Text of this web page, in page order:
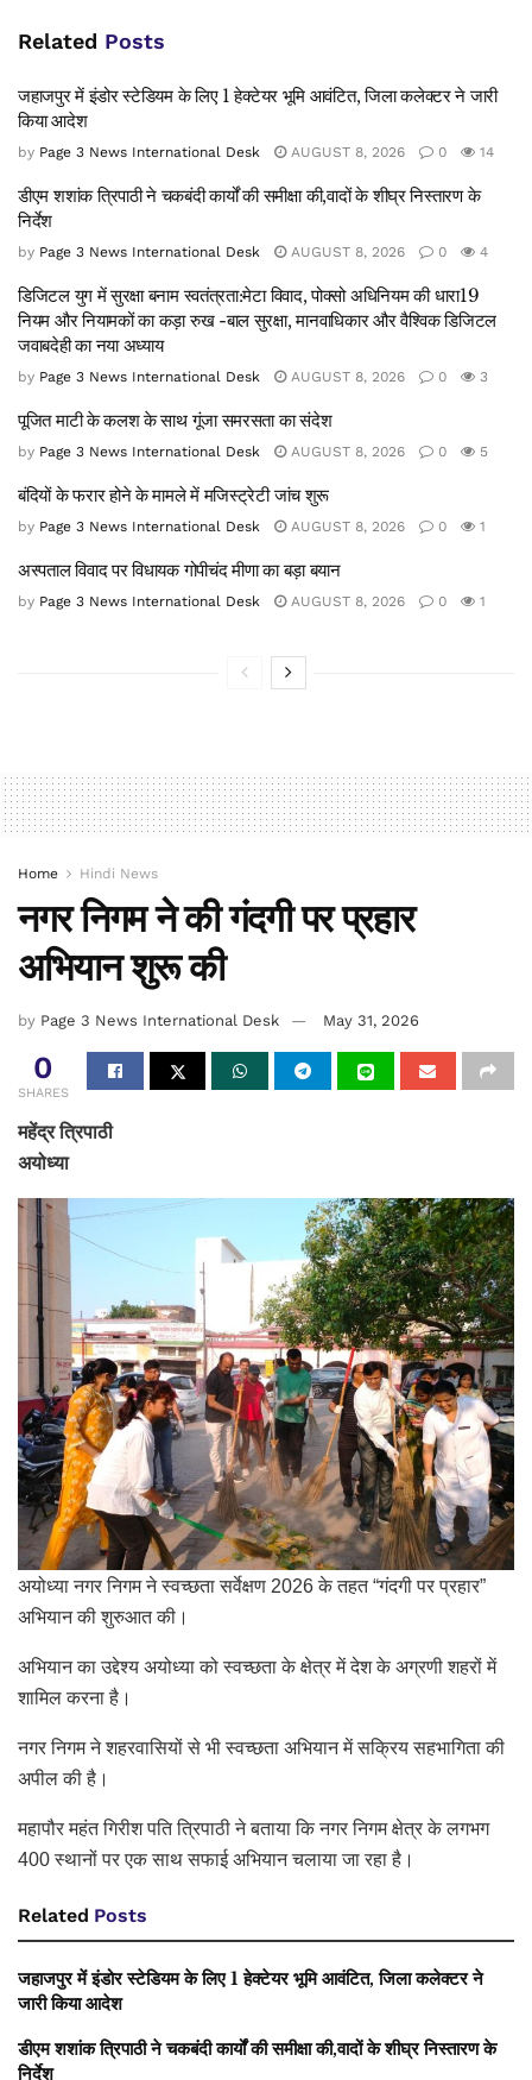
Related Posts
जहाजपुर में इंडोर स्टेडियम के लिए 1 हेक्टेयर भूमि आवंटित, जिला कलेक्टर ने जारी
किया आदेश
by Page 3 News International Desk AUGUST 8, 2026 0 14
डीएम शशांक त्रिपाठी ने चकबंदी कार्यों की समीक्षा की,वादों के शीघ्र निस्तारण के
निर्देश
by Page 3 News International Desk AUGUST 8, 2026 0 4
डिजिटल युग में सुरक्षा बनाम स्वतंत्रता:मेटा विवाद, पोक्सो अधिनियम की धारा19
नियम और नियामकों का कड़ा रुख -बाल सुरक्षा, मानवाधिकार और वैश्विक डिजिटल
जवाबदेही का नया अध्याय
by Page 3 News International Desk AUGUST 8, 2026 0 3
पूजित माटी के कलश के साथ गूंजा समरसता का संदेश
by Page 3 News International Desk AUGUST 8, 2026 0 5
बंदियों के फरार होने के मामले में मजिस्ट्रेटी जांच शुरू
by Page 3 News International Desk AUGUST 8, 2026 0 1
अस्पताल विवाद पर विधायक गोपीचंद मीणा का बड़ा बयान
by Page 3 News International Desk AUGUST 8, 2026 0 1
Home Hindi News
नगर निगम ने की गंदगी पर प्रहार
अभियान शुरू की
by Page 3 News International Desk May 31, 2026
0
SHARES
महेंद्र त्रिपाठी
अयोध्या
अयोध्या नगर निगम ने स्वच्छता सर्वेक्षण 2026 के तहत “गंदगी पर प्रहार”
अभियान की शुरुआत की।
अभियान का उद्देश्य अयोध्या को स्वच्छता के क्षेत्र में देश के अग्रणी शहरों में
शामिल करना है।
नगर निगम ने शहरवासियों से भी स्वच्छता अभियान में सक्रिय सहभागिता की
अपील की है।
महापौर महंत गिरीश पति त्रिपाठी ने बताया कि नगर निगम क्षेत्र के लगभग
400 स्थानों पर एक साथ सफाई अभियान चलाया जा रहा है।
Related Posts
जहाजपुर में इंडोर स्टेडियम के लिए 1 हेक्टेयर भूमि आवंटित, जिला कलेक्टर ने
जारी किया आदेश
डीएम शशांक त्रिपाठी ने चकबंदी कार्यों की समीक्षा की,वादों के शीघ्र निस्तारण के
निर्देश